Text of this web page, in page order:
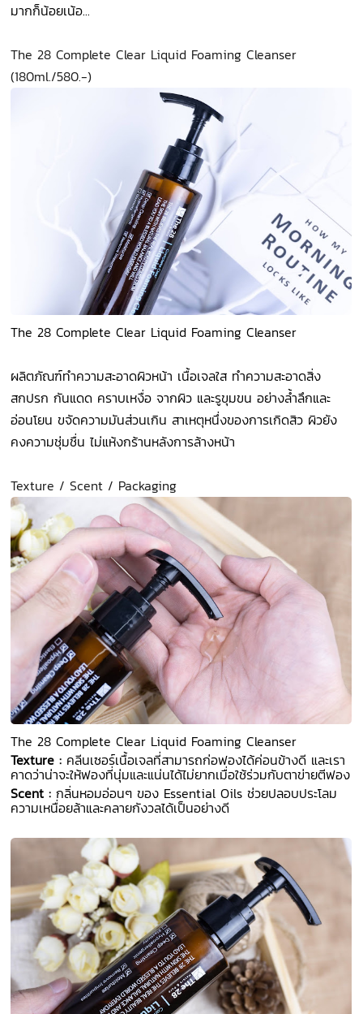
มากก็น้อยเน้อ...
The 28 Complete Clear Liquid Foaming Cleanser
(180ml./580.-)
The 28 Complete Clear Liquid Foaming Cleanser
ผลิตภัณฑ์ทำความสะอาดผิวหน้า เนื้อเจลใส ทำความสะอาดสิ่ง
สกปรก กันแดด คราบเหงื่อ จากผิว และรูขุมขน อย่างล้ำลึกและ
อ่อนโยน ขจัดความมันส่วนเกิน สาเหตุหนึ่งของการเกิดสิว ผิวยัง
คงความชุ่มชื่น ไม่แห้งกร้านหลังการล้างหน้า
Texture / Scent / Packaging
The 28 Complete Clear Liquid Foaming Cleanser
Texture : คลีนเซอร์เนื้อเจลที่สามารถก่อฟองได้ค่อนข้างดี และเรา
คาดว่าน่าจะให้ฟองที่นุ่มและแน่นได้ไม่ยากเมื่อใช้ร่วมกับตาข่ายตีฟอง
Scent : กลิ่นหอมอ่อนๆ ของ Essential Oils ช่วยปลอบประโลม
ความเหนื่อยล้าและคลายกังวลได้เป็นอย่างดี